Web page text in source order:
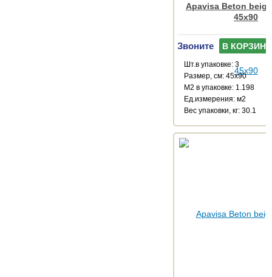
Apavisa Beton
45x90
Звоните В КОРЗИНУ
Шт.в упаковке: 3
Размер, см: 45x90
М2 в упаковке: 1.198
Ед.измерения: м2
Веc упаковки, кг: 30.1